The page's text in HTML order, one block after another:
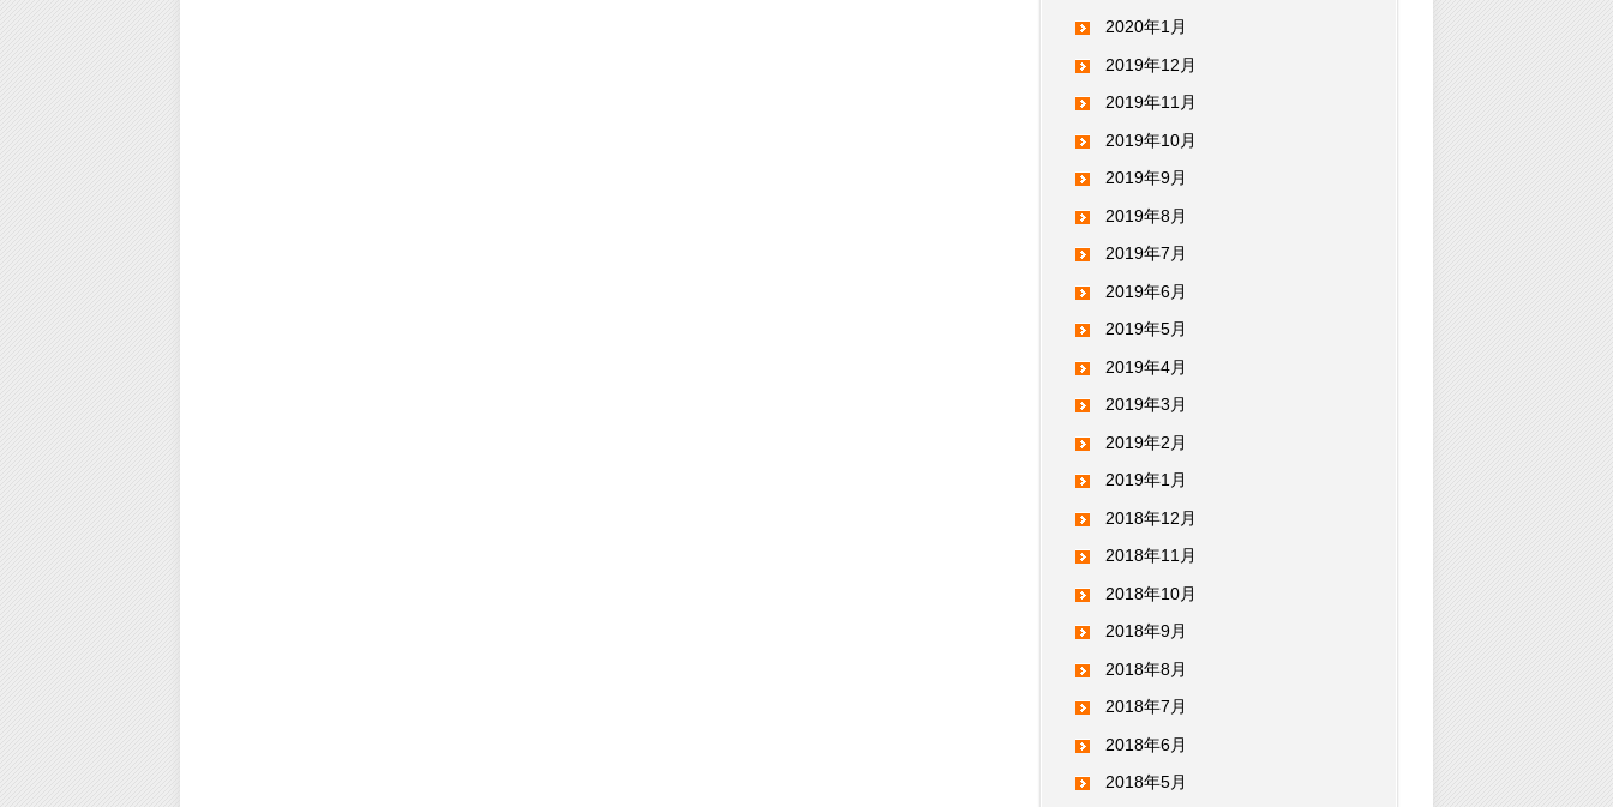
2020年1月
2019年12月
2019年11月
2019年10月
2019年9月
2019年8月
2019年7月
2019年6月
2019年5月
2019年4月
2019年3月
2019年2月
2019年1月
2018年12月
2018年11月
2018年10月
2018年9月
2018年8月
2018年7月
2018年6月
2018年5月